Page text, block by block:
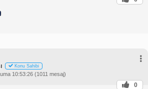
Konu Sahibi
10:53:26 (1011 mesaj)
0